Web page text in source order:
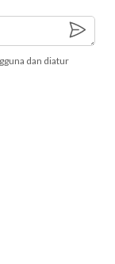
dan diatur